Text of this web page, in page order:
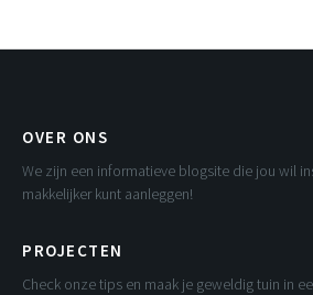
OVER ONS
We zijn een informatieve blogsite die jou wil
makkelijker kunt aanleggen!
PROJECTEN
Check onze tips en maak je geweldig tuin in